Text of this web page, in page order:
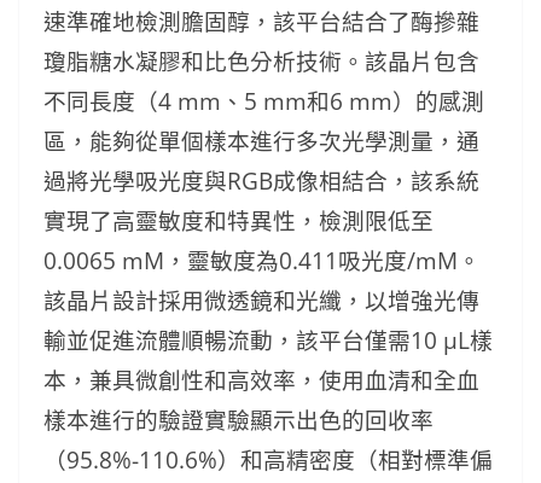
速準確地檢測膽固醇，該平台結合了酶摻雜
瓊脂糖水凝膠和比色分析技術。該晶片包含
不同長度（4 mm、5 mm和6 mm）的感測
區，能夠從單個樣本進行多次光學測量，通
過將光學吸光度與RGB成像相結合，該系統
實現了高靈敏度和特異性，檢測限低至
0.0065 mM，靈敏度為0.411吸光度/mM。
該晶片設計採用微透鏡和光纖，以增強光傳
輸並促進流體順暢流動，該平台僅需10 µL樣
本，兼具微創性和高效率，使用血清和全血
樣本進行的驗證實驗顯示出色的回收率
（95.8%-110.6%）和高精密度（相對標準偏